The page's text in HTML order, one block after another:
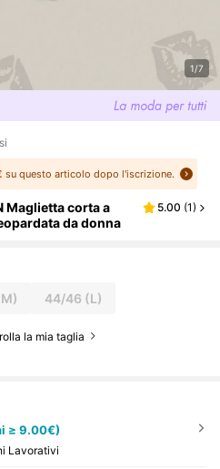
1/7
su questo articolo dopo l'iscrizione.
Maglietta corta a
da donna
5.00 (1)
44/46 (L)
la mia taglia
≥ 9.00€)
Lavorativi